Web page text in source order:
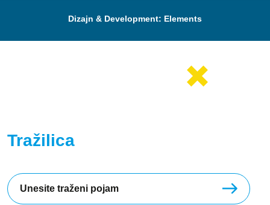
Dizajn & Development: Elements
Tražilica